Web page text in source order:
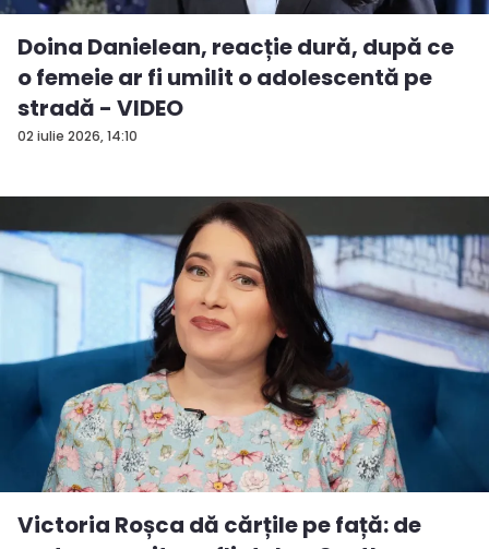
02 iulie 2026, 14:10
Doina Danielean, reacție dură, după ce
o femeie ar fi umilit o adolescentă pe
stradă - VIDEO
Victoria Roșca dă cărțile pe față: de